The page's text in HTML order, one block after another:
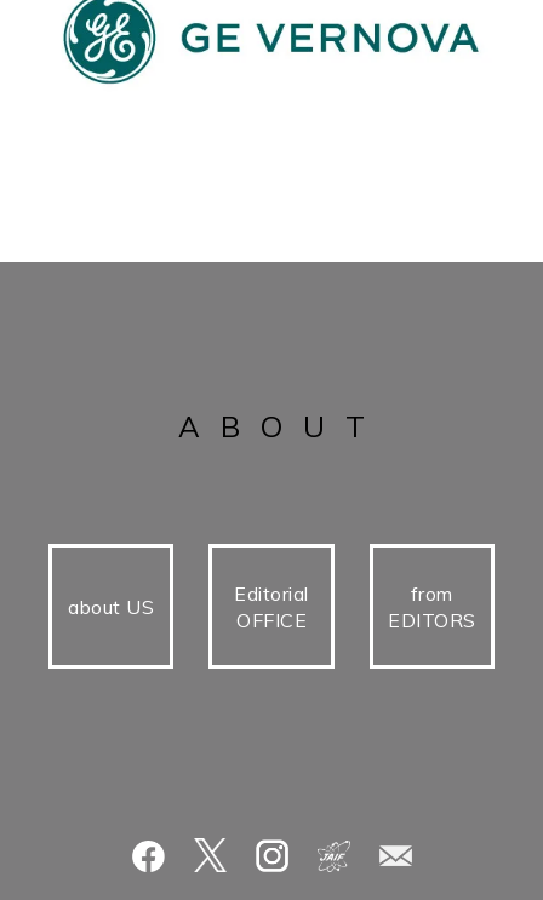
ABOUT
about US
Editorial
OFFICE
from
EDITORS